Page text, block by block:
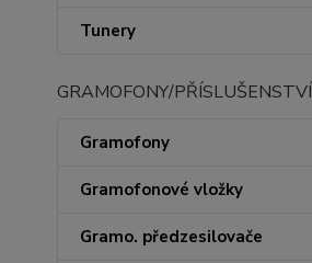
Tunery
GRAMOFONY/PŘÍSLUŠENSTVÍ
Gramofony
Gramofonové vložky
Gramo. předzesilovače